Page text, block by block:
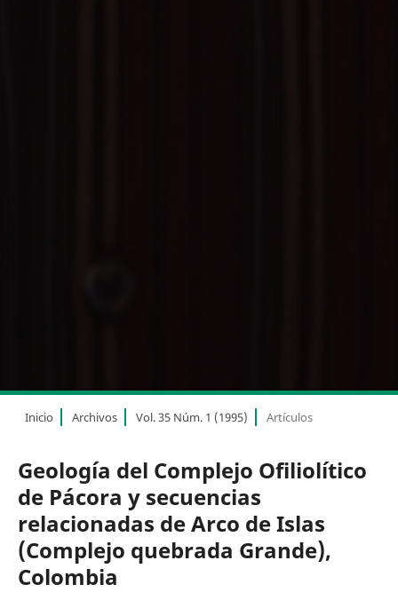
Inicio Archivos Vol. 35 Núm. 1 (1995) Artículos
Geología del Complejo Ofiliolítico
de Pácora y secuencias
relacionadas de Arco de Islas
(Complejo quebrada Grande),
Colombia